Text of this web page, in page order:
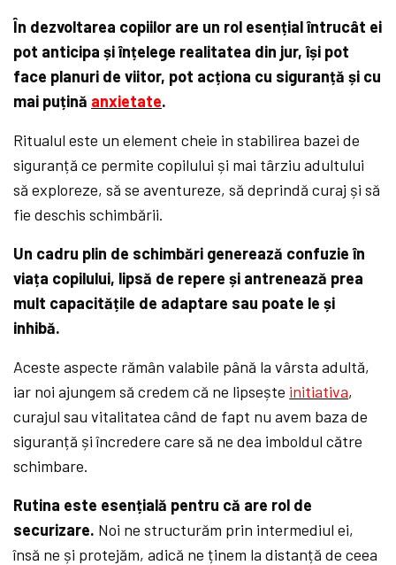
În dezvoltarea copiilor are un rol esențial întrucât ei
pot anticipa și înțelege realitatea din jur, își pot
face planuri de viitor, pot acționa cu siguranță și cu
mai puțină anxietate.
Ritualul este un element cheie in stabilirea bazei de
siguranță ce permite copilului și mai târziu adultului
să exploreze, să se aventureze, să deprindă curaj și să
fie deschis schimbării.
Un cadru plin de schimbări generează confuzie în
viața copilului, lipsă de repere și antrenează prea
mult capacitățile de adaptare sau poate le și
inhibă.
Aceste aspecte rămân valabile până la vârsta adultă,
iar noi ajungem să credem că ne lipsește initiativa,
curajul sau vitalitatea când de fapt nu avem baza de
siguranță și încredere care să ne dea imboldul către
schimbare.
Rutina este esențială pentru că are rol de
securizare. Noi ne structurăm prin intermediul ei,
însă ne și protejăm, adică ne ținem la distanță de ceea